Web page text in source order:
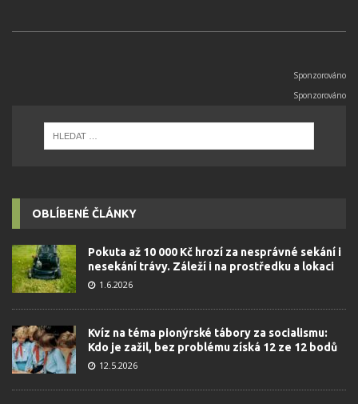
OBLÍBENÉ ČLÁNKY
Pokuta až 10 000 Kč hrozí za nesprávné sekání i
nesekání trávy. Záleží i na prostředku a lokaci
1.6.2026
Kvíz na téma pionýrské tábory za socialismu:
Kdo je zažil, bez problému získá 12 ze 12 bodů
12.5.2026